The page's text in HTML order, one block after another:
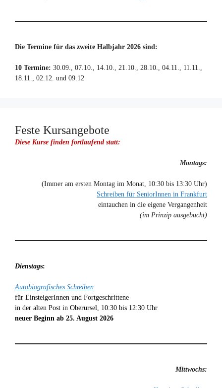
Die Termine für das zweite Halbjahr 2026 sind:
10 Termine: 30.09., 07.10., 14.10., 21.10., 28.10., 04.11., 11.11.,
18.11., 02.12. und 09.12
Feste Kursangebote
Diese Kurse finden fortlaufend statt:
Montags:
(Immer am ersten Montag im Monat, 10:30 bis 13:30 Uhr)
Schreiben für SeniorInnen in Frankfurt
eintauchen in die eigene Vergangenheit
(im Prinzip ausgebucht)
Dienstags:
Autobiografisches Schreiben
für EinsteigerInnen und Fortgeschrittene
in der alten Post in Oberursel, 10:30 bis 12:30 Uhr
neuer Beginn ab 25. August 2026
Mittwochs: